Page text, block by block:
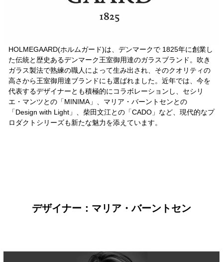
HOLMEGAARD(ホルムガード)は、デンマークで 1825年に創業し
た伝統と歴史あるデンマーク王室御用達のガラスブランド。吹き
ガラス製法で熟練の職人によって生み出され、そのクオリティの
高さから王室御用達ブランドにも選ばれました。近年では、今を
代表するデザイナーとも積極的にコラボレーションし、セシリ
エ・マンツとの「MINIMA」、マリア・バーントセンとの
「Design with Light」、柴田文江との「CADO」など、現代的なプ
ロダクトシリーズも新たな魅力を添えています。
デザイナー：マリア・バーントセン